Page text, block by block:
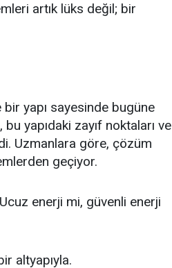
artık lüks değil; bir
yapı sayesinde bugüne
yapıdaki zayıf noktaları ve
Uzmanlara göre, çözüm
geçiyor.
enerji mi, güvenli enerji
altyapıyla.